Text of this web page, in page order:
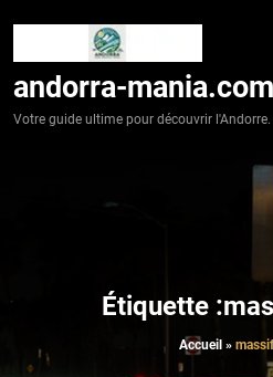
andorra-mania.com
Votre guide ultime pour découvrir l'Andorre.
Étiquette
Accueil »